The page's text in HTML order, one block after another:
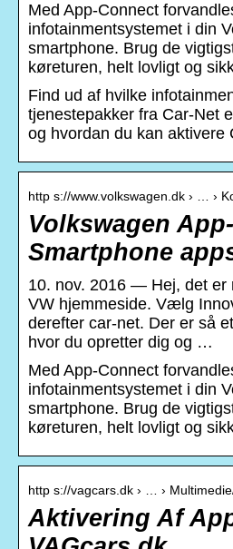
Med App-Connect
infotainmentsystemet i din
smartphone. Brug de
køreturen, helt lovligt og
Find ud af hvilke
tjenestepakker fra Car-Net
og hvordan du kan
http s://www.volkswagen.dk › … ›
Volkswagen
Smartphone
10. nov. 2016 — Hej, det er
VW hjemmeside. Vælg
derefter car-net. Der er så
hvor du opretter dig og …
Med App-Connect
infotainmentsystemet i din
smartphone. Brug de
køreturen, helt lovligt og
http s://vagcars.dk › … ›
Aktivering Af